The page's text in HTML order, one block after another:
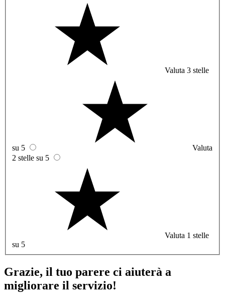
Valuta 3 stelle
su 5
Valuta
2 stelle su 5
Valuta 1 stelle
su 5
Grazie, il tuo parere ci aiuterà a
migliorare il servizio!